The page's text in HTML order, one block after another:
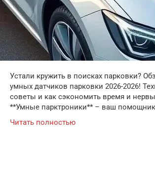
Устали кружить в поисках парковки?
умных датчиков парковки 2026-2026!
советы и как сэкономить время и
**Умные парктроники** – ваш
Читать полностью